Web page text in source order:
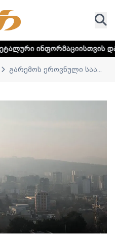
დააკლიკეთ ლინკს
გარემოს ეროვნული საა...